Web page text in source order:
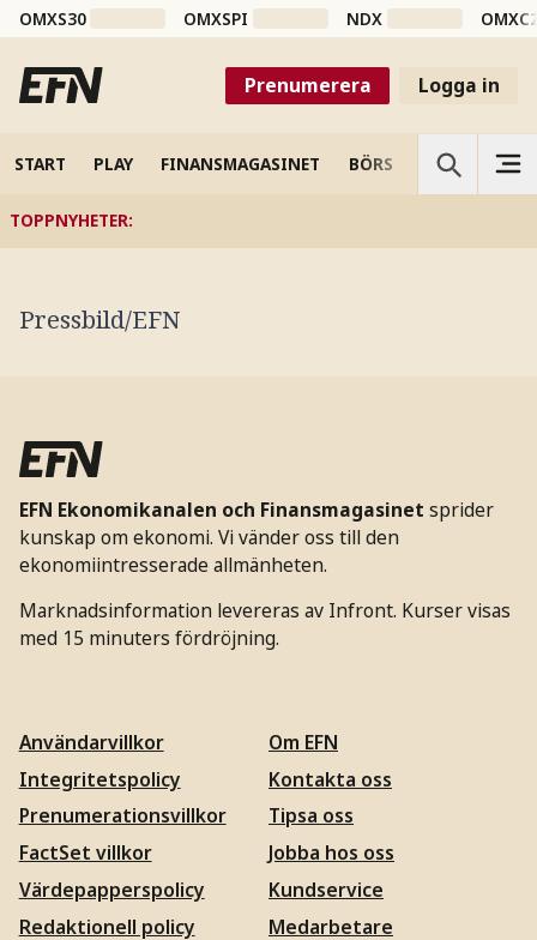
OMXS30 OMXSPI NDX
Prenumerera Logga in
START PLAY FINANSMAGASINET BÖRS VETENSKAP
TOPPNYHETER:
Pressbild/EFN
EFN Ekonomikanalen och Finansmagasinet sprider
kunskap om ekonomi. Vi vänder oss till den
ekonomiintresserade allmänheten.
Marknadsinformation levereras av Infront. Kurser visas
med 15 minuters fördröjning.
Användarvillkor
Integritetspolicy
Prenumerationsvillkor
FactSet villkor
Värdepapperspolicy
Redaktionell policy
Om EFN
Kontakta oss
Tipsa oss
Jobba hos oss
Kundservice
Medarbetare